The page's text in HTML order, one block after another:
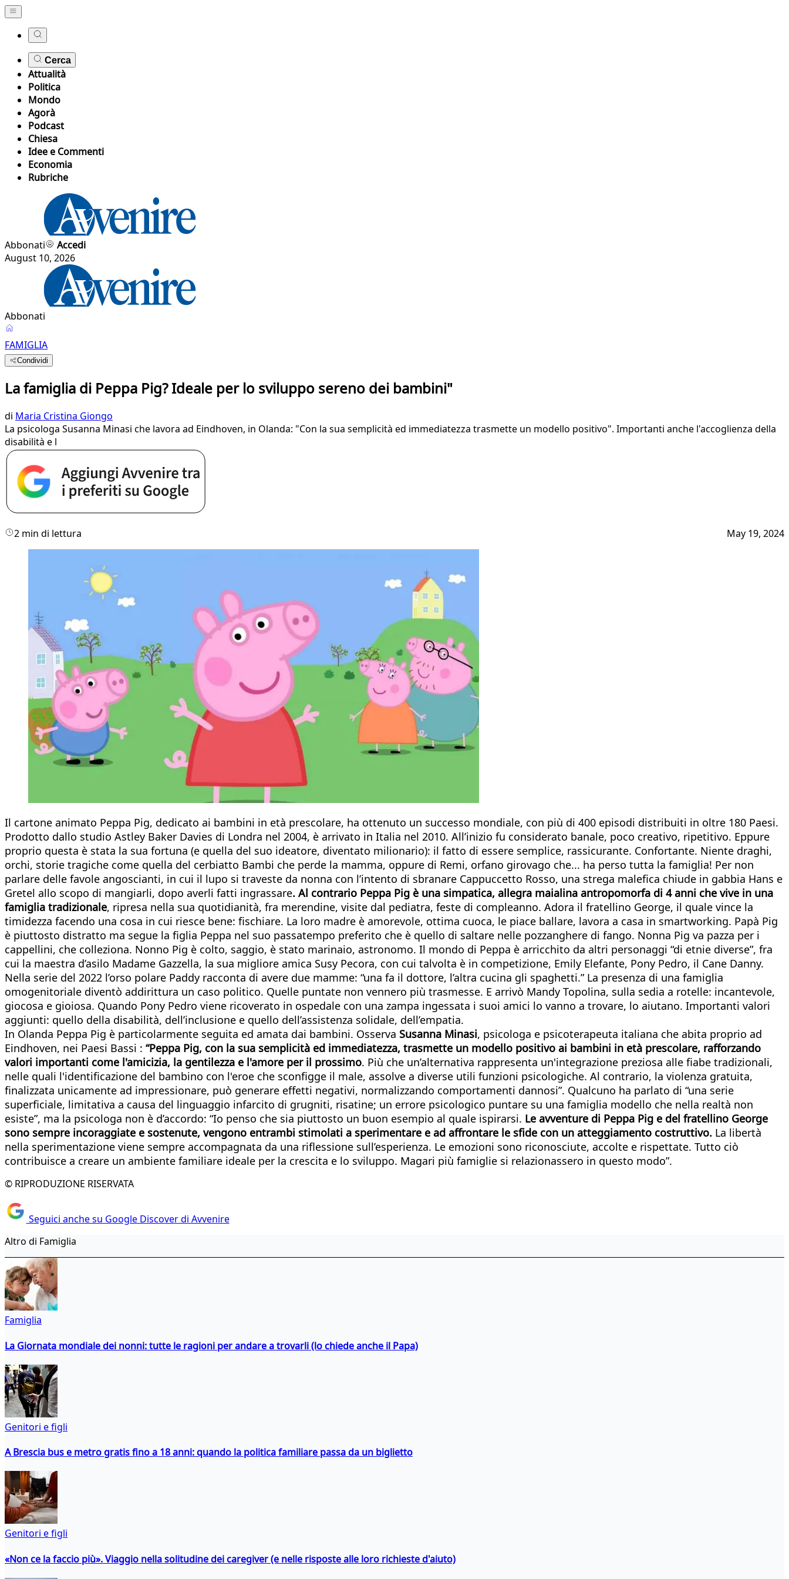
Cerca
Attualità
Politica
Mondo
Agorà
Podcast
Chiesa
Idee e Commenti
Economia
Rubriche
Abbonati
Accedi
August 10, 2026
Abbonati
FAMIGLIA
Condividi
La famiglia di Peppa Pig? Ideale per lo sviluppo sereno dei bambini"
di Maria Cristina Giongo
La psicologa Susanna Minasi che lavora ad Eindhoven, in Olanda: "Con la sua semplicità ed immediatezza trasmette un modello positivo". Importanti anche l'accoglienza della
disabilità e l
2 min di lettura May 19, 2024
Il cartone animato Peppa Pig, dedicato ai bambini in età prescolare, ha ottenuto un successo mondiale, con più di 400 episodi distribuiti in oltre 180 Paesi.
Prodotto dallo studio Astley Baker Davies di Londra nel 2004, è arrivato in Italia nel 2010. All’inizio fu considerato banale, poco creativo, ripetitivo. Eppure
proprio questa è stata la sua fortuna (e quella del suo ideatore, diventato milionario): il fatto di essere semplice, rassicurante. Confortante. Niente draghi,
orchi, storie tragiche come quella del cerbiatto Bambi che perde la mamma, oppure di Remi, orfano girovago che... ha perso tutta la famiglia! Per non
parlare delle favole angoscianti, in cui il lupo si traveste da nonna con l’intento di sbranare Cappuccetto Rosso, una strega malefica chiude in gabbia Hans e
Gretel allo scopo di mangiarli, dopo averli fatti ingrassare. Al contrario Peppa Pig è una simpatica, allegra maialina antropomorfa di 4 anni che vive in una
famiglia tradizionale, ripresa nella sua quotidianità, fra merendine, visite dal pediatra, feste di compleanno. Adora il fratellino George, il quale vince la
timidezza facendo una cosa in cui riesce bene: fischiare. La loro madre è amorevole, ottima cuoca, le piace ballare, lavora a casa in smartworking. Papà Pig
è piuttosto distratto ma segue la figlia Peppa nel suo passatempo preferito che è quello di saltare nelle pozzanghere di fango. Nonna Pig va pazza per i
cappellini, che colleziona. Nonno Pig è colto, saggio, è stato marinaio, astronomo. Il mondo di Peppa è arricchito da altri personaggi “di etnie diverse”, fra
cui la maestra d’asilo Madame Gazzella, la sua migliore amica Susy Pecora, con cui talvolta è in competizione, Emily Elefante, Pony Pedro, il Cane Danny.
Nella serie del 2022 l’orso polare Paddy racconta di avere due mamme: “una fa il dottore, l’altra cucina gli spaghetti.” La presenza di una famiglia
omogenitoriale diventò addirittura un caso politico. Quelle puntate non vennero più trasmesse. E arrivò Mandy Topolina, sulla sedia a rotelle: incantevole,
giocosa e gioiosa. Quando Pony Pedro viene ricoverato in ospedale con una zampa ingessata i suoi amici lo vanno a trovare, lo aiutano. Importanti valori
aggiunti: quello della disabilità, dell’inclusione e quello dell’assistenza solidale, dell’empatia.
In Olanda Peppa Pig è particolarmente seguita ed amata dai bambini. Osserva Susanna Minasi, psicologa e psicoterapeuta italiana che abita proprio ad
Eindhoven, nei Paesi Bassi : “Peppa Pig, con la sua semplicità ed immediatezza, trasmette un modello positivo ai bambini in età prescolare, rafforzando
valori importanti come l'amicizia, la gentilezza e l'amore per il prossimo. Più che un’alternativa rappresenta un'integrazione preziosa alle fiabe tradizionali,
nelle quali l'identificazione del bambino con l'eroe che sconfigge il male, assolve a diverse utili funzioni psicologiche. Al contrario, la violenza gratuita,
finalizzata unicamente ad impressionare, può generare effetti negativi, normalizzando comportamenti dannosi”. Qualcuno ha parlato di “una serie
superficiale, limitativa a causa del linguaggio infarcito di grugniti, risatine; un errore psicologico puntare su una famiglia modello che nella realtà non
esiste”, ma la psicologa non è d’accordo: “Io penso che sia piuttosto un buon esempio al quale ispirarsi. Le avventure di Peppa Pig e del fratellino George
sono sempre incoraggiate e sostenute, vengono entrambi stimolati a sperimentare e ad affrontare le sfide con un atteggiamento costruttivo. La libertà
nella sperimentazione viene sempre accompagnata da una riflessione sull’esperienza. Le emozioni sono riconosciute, accolte e rispettate. Tutto ciò
contribuisce a creare un ambiente familiare ideale per la crescita e lo sviluppo. Magari più famiglie si relazionassero in questo modo”.
© RIPRODUZIONE RISERVATA
Seguici anche su Google Discover di Avvenire
Altro di Famiglia
Famiglia
La Giornata mondiale dei nonni: tutte le ragioni per andare a trovarli (lo chiede anche il Papa)
Genitori e figli
A Brescia bus e metro gratis fino a 18 anni: quando la politica familiare passa da un biglietto
Genitori e figli
«Non ce la faccio più». Viaggio nella solitudine dei caregiver (e nelle risposte alle loro richieste d'aiuto)